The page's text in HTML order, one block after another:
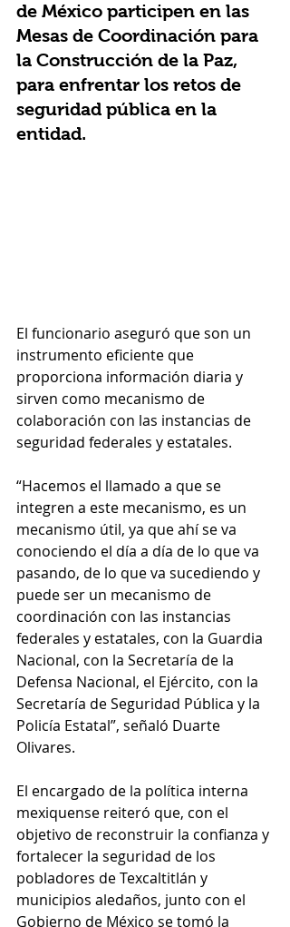
de México participen en las
Mesas de Coordinación para
la Construcción de la Paz,
para enfrentar los retos de
seguridad pública en la
entidad.
El funcionario aseguró que son un
instrumento eficiente que
proporciona información diaria y
sirven como mecanismo de
colaboración con las instancias de
seguridad federales y estatales.
“Hacemos el llamado a que se
integren a este mecanismo, es un
mecanismo útil, ya que ahí se va
conociendo el día a día de lo que va
pasando, de lo que va sucediendo y
puede ser un mecanismo de
coordinación con las instancias
federales y estatales, con la Guardia
Nacional, con la Secretaría de la
Defensa Nacional, el Ejército, con la
Secretaría de Seguridad Pública y la
Policía Estatal”, señaló Duarte
Olivares.
El encargado de la política interna
mexiquense reiteró que, con el
objetivo de reconstruir la confianza y
fortalecer la seguridad de los
pobladores de Texcaltitlán y
municipios aledaños, junto con el
Gobierno de México se tomó la